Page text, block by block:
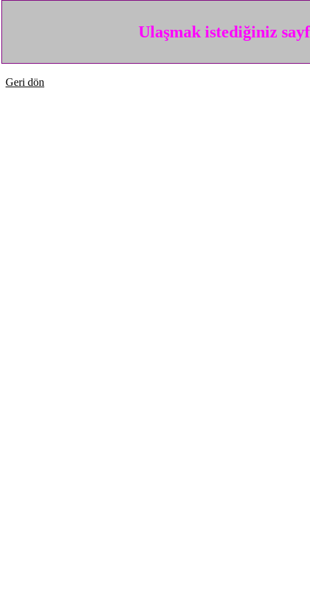
Ulaşmak istediğiniz
Geri dön